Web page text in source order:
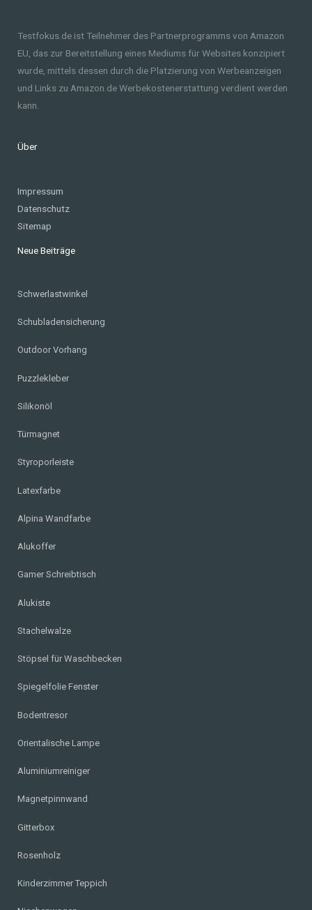
Testfokus.de ist Teilnehmer des Partnerprogramms von Amazon
EU, das zur Bereitstellung eines Mediums für Websites konzipiert
wurde, mittels dessen durch die Platzierung von Werbeanzeigen
und Links zu Amazon.de Werbekostenerstattung verdient werden
kann.
Über
Impressum
Datenschutz
Sitemap
Neue Beiträge
Schwerlastwinkel
Schubladensicherung
Outdoor Vorhang
Puzzlekleber
Silikonöl
Türmagnet
Styroporleiste
Latexfarbe
Alpina Wandfarbe
Alukoffer
Gamer Schreibtisch
Alukiste
Stachelwalze
Stöpsel für Waschbecken
Spiegelfolie Fenster
Bodentresor
Orientalische Lampe
Aluminiumreiniger
Magnetpinnwand
Gitterbox
Rosenholz
Kinderzimmer Teppich